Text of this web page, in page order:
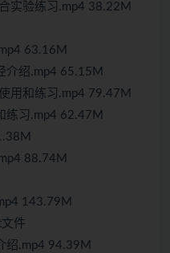
实验练习.mp4 38.22M
63.16M
介绍.mp4 65.15M
用和练习.mp4 79.47M
练习.mp4 62.47M
88.74M
143.79M
件
绍.mp4 94.39M